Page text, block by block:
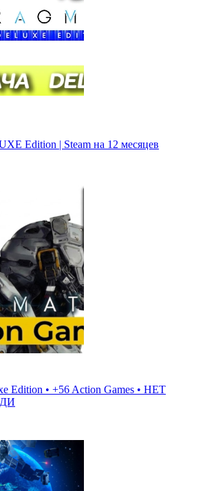
Edition | Steam на 12 месяцев
Edition • +56 Action Games • НЕТ